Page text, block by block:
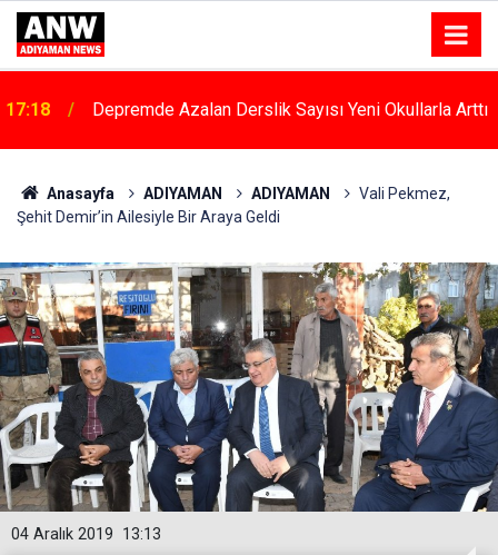
17:18 Depremde Azalan Derslik Sayısı Yeni Okullarla Arttı
Anasayfa ADIYAMAN ADIYAMAN
Vali Pekmez,
Şehit Demir’in Ailesiyle Bir Araya Geldi
13:13
04 Aralık 2019